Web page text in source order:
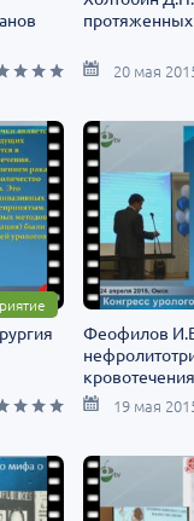
протяженных
20 мая
Феофилов
19 мая